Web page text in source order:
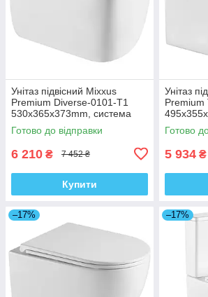
Унітаз підвісний Mixxus
Premium Diverse-0101-T1
530x365x373mm, система
змиву Tornado 1.0 (MP6477)
Готово до відправки
6 210 ₴ 7 452 ₴
Купити
Унітаз
Premium
змиву
Готово
5 934 ₴
–17% –17%